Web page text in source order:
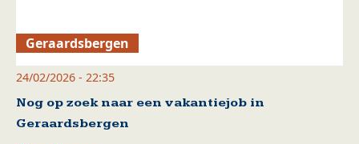
Geraardsbergen
24/02/2026 - 22:35
Nog op zoek naar een vakantiejob in
Geraardsbergen